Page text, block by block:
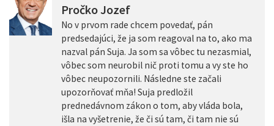
Pročko Jozef
No v prvom rade chcem povedať, pán
predsedajúci, že ja som reagoval na to, ako ma
nazval pán Suja. Ja som sa vôbec tu nezasmial,
vôbec som neurobil nič proti tomu a vy ste ho
vôbec neupozornili. Následne ste začali
upozorňovať mňa! Suja predložil
prednedávnom zákon o tom, aby vláda bola,
išla na vyšetrenie, že či sú tam, či tam nie sú